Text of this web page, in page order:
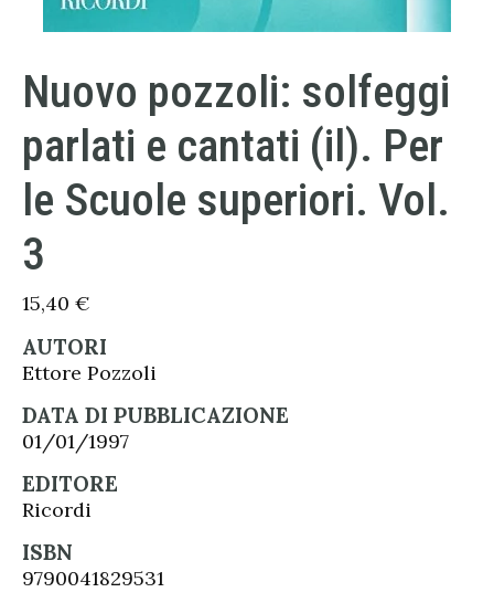
Nuovo pozzoli: solfeggi
parlati e cantati (il). Per
le Scuole superiori. Vol.
3
15,40 €
AUTORI
Ettore Pozzoli
DATA DI PUBBLICAZIONE
01/01/1997
EDITORE
Ricordi
ISBN
9790041829531